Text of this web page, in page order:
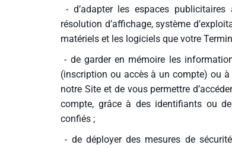
- d’adapter les espaces
résolution d’affichage, système
matériels et les logiciels que votre
- de garder en mémoire les
(inscription ou accès à un compte) ou
notre Site et de vous permettre
compte, grâce à des identifiants ou
confiés ;
- de déployer des mesures de